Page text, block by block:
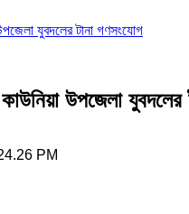
যুবদলের টানা গণসংযোগ
উপজেলা